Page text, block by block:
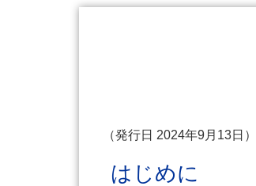
（発行日 2024年9月13日
はじめに